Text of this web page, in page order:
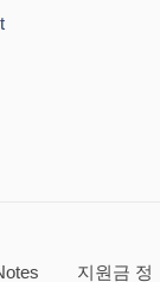
지원금 정